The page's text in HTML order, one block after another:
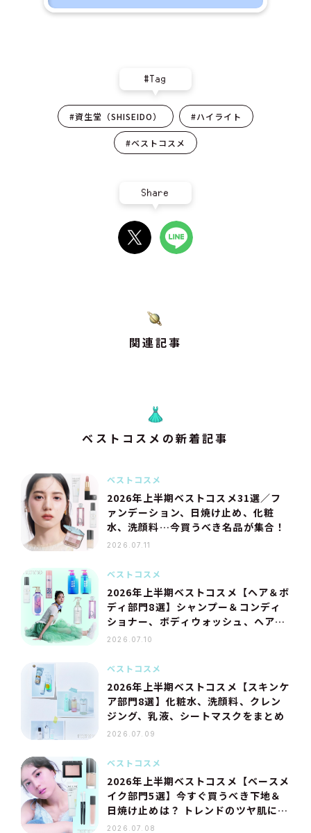
#Tag
#資生堂（SHISEIDO） #ハイライト
#ベストコスメ
Share
関連記事
ベストコスメの新着記事
ベストコスメ
2026年上半期ベストコスメ31選／フ
ァンデーション、日焼け止め、化粧
水、洗顔料…今買うべき名品が集合！
2026.07.11
ベストコスメ
2026年上半期ベストコスメ【ヘア＆ボ
ディ部門8選】シャンプー＆コンディ
ショナー、ボディウォッシュ、ヘアオ
イル…美容プロのおすすめは？
2026.07.10
ベストコスメ
2026年上半期ベストコスメ【スキンケ
ア部門8選】化粧水、洗顔料、クレン
ジング、乳液、シートマスクをまとめ
2026.07.09
ベストコスメ
2026年上半期ベストコスメ【ベースメ
イク部門5選】今すぐ買うべき下地＆
日焼け止めは？ トレンドのツヤ肌にな
れるファンデーション、パウダーも
2026.07.08